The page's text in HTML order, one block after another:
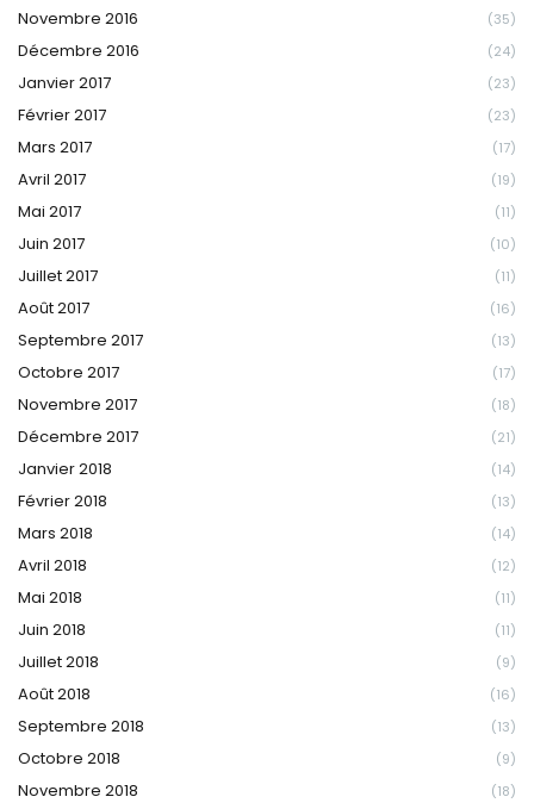
Novembre 2016 (35)
Décembre 2016 (24)
Janvier 2017 (23)
Février 2017 (23)
Mars 2017 (17)
Avril 2017 (19)
Mai 2017 (11)
Juin 2017 (10)
Juillet 2017 (11)
Août 2017 (16)
Septembre 2017 (13)
Octobre 2017 (17)
Novembre 2017 (18)
Décembre 2017 (21)
Janvier 2018 (14)
Février 2018 (13)
Mars 2018 (14)
Avril 2018 (12)
Mai 2018 (11)
Juin 2018 (11)
Juillet 2018 (9)
Août 2018 (16)
Septembre 2018 (13)
Octobre 2018 (9)
Novembre 2018 (18)